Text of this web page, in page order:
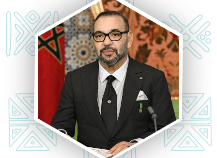
d’opportunités.
CRI Invest